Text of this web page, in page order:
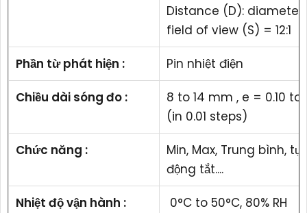
Distance (D): diameter
field of view (S) = 12:1
Phần từ phát hiện : Pin nhiệt điện
Chiều dài sóng đo :
8 to 14 mm , e = 0.10 to
(in 0.01 steps)
Chức năng :
Min, Max, Trung bình, tự
động tắt....
Nhiệt độ vận hành : 0°C to 50°C, 80% RH